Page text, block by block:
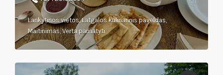
Lankytinos vietos, Latgalos kulinarinis paveldas,
Maitinimas, Verta pamatyti